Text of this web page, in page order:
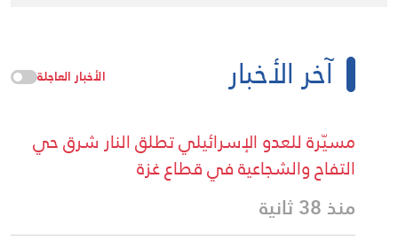
آخر الأخبار الأخبار العاجلة
مسيّرة للعدو الإسرائيلي تطلق النار شرق حي
التفاح والشجاعية في قطاع غزة
منذ 38 ثانية